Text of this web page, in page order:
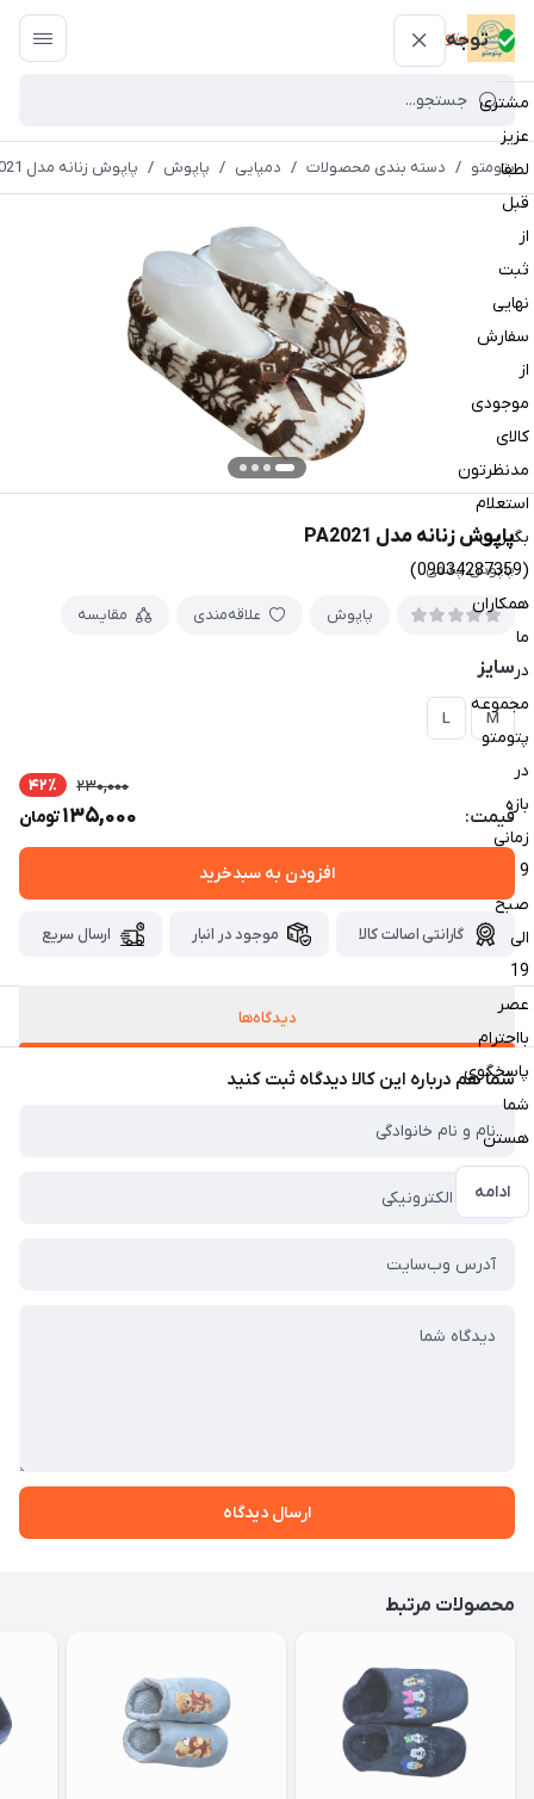
توجه
مشتری
عزیز
لطفا
قبل
از
ثبت
نهایی
سفارش
از
موجودی
کالای
مدنظرتون
استعلام
بگیرین
(09034287359)
همکاران
ما
در
مجموعه
پتومتو
در
بازه
زمانی
9
صبح
الی
19
عصر
بااحترام
پاسخگوی
شما
هستن
ادامه
پتومتو
پتومتو / دسته بندی محصولات / دمپایی / پاپوش / پاپوش زنانه مدل PA2021
پاپوش زنانه مدل PA2021
پاپوش پشمی
پاپوش علاقه‌مندی مقایسه
سایز
M
L
قیمت:
230,000 42٪
135,000تومان
افزودن به سبدخرید
گارانتی اصالت کالا موجود در انبار ارسال سریع
دیدگاه‌ها
شما هم درباره این کالا دیدگاه ثبت کنید
ارسال دیدگاه
محصولات مرتبط